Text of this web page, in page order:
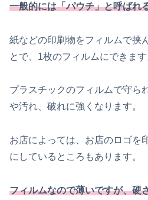
一般的には「パウチ」と呼ばれ
紙などの印刷物をフィルムで挟
とで、1枚のフィルムにできます
プラスチックのフィルムで守ら
や汚れ、破れに強くなります。
お店によっては、お店のロゴを
にしているところもあります。
フィルムなので薄いですが、硬